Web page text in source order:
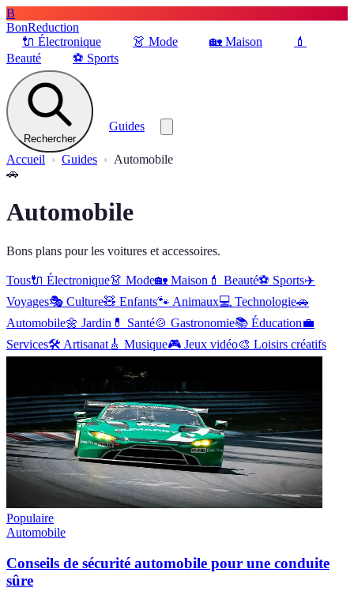
B
BonReduction
🔌 Électronique 👗 Mode 🏡 Maison
💄
Beauté
⚽️ Sports
Rechercher
Guides
Accueil Guides
Automobile
🚗
Automobile
Bons plans pour les voitures et accessoires.
Tous🔌 Électronique👗 Mode🏡 Maison 💄 Beauté⚽️ Sports✈️
Voyages🎭 Culture🧸 Enfants🐾 Animaux💻 Technologie🚗
Automobile🌼 Jardin 💊 Santé🍲 Gastronomie📚 Éducation💼
Services🛠 Artisanat 🎸 Musique🎮 Jeux vidéo🎨 Loisirs créatifs
Populaire
Automobile
Conseils de sécurité automobile pour une conduite
sûre